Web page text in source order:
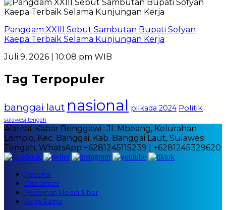
Pangdam XXIII Sebut Sambutan Bupati Sofyan
Kaepa Terbaik Selama Kunjungan Kerja
Juli 9, 2026 | 10:08 pm WIB
Tag Terpopuler
banggai laut nasional pilkada 2024 Politik
sulawesi tengah
Alamat Kabar Benggawi : Jl. Mbeang, Kelurahan
Lompio, Kec. Banggai, Kab. Banggai Laut, Sulawesi
Tengah, WhatsApp +6281245115239 | +6281245329620
Redaksi
Disclaimer
Pedoman Media Siber
Kerja Sama